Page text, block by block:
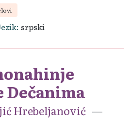
srpski
Dečanima
Hrebeljanović